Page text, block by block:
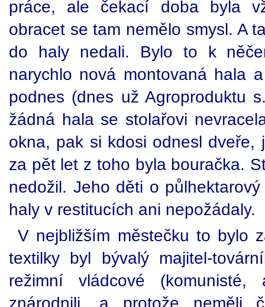
práce, ale čekací doba byla
obracet se tam nemělo smysl. A
do haly nedali. Bylo to k
narychlo nová montovaná hala
podnes (dnes už Agroproduktu
žádná hala se stolařovi
okna, pak si kdosi odnesl
za pět let z toho byla bouračka.
nedožil. Jeho děti o
haly v restitucích ani nepožádaly.
V nejbližším městečku to bylo
textilky byl bývalý majitel-
režimní vládcové
znárodnili, a protože neměli